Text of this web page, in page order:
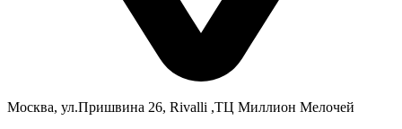
Москва, ул.Пришвина 26, Rivalli ,ТЦ Миллион Мелочей